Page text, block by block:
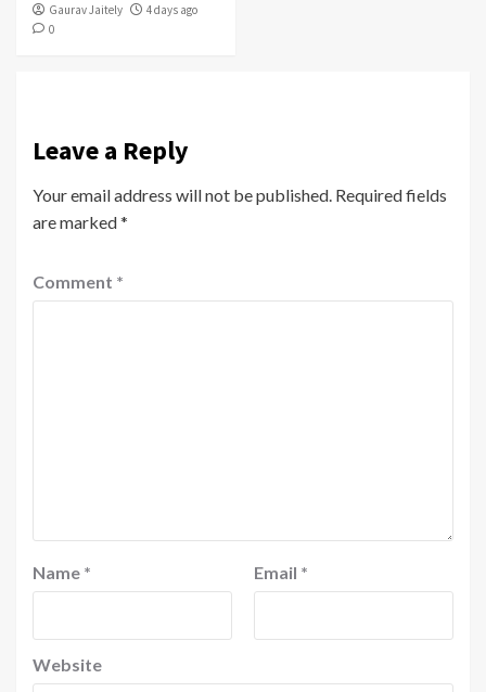
Gaurav Jaitely
4 days ago
0
Leave a Reply
Your email address will not be published. Required fields
are marked*
Comment *
Name * Email *
Website